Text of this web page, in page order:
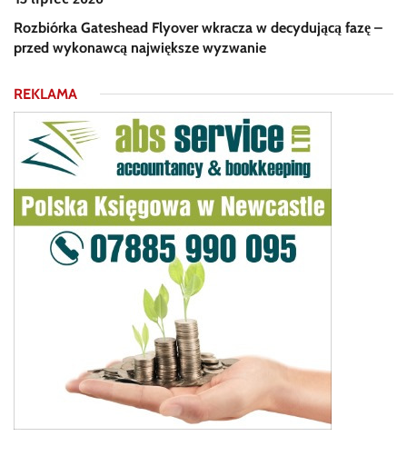
Rozbiórka Gateshead Flyover wkracza w decydującą fazę –
przed wykonawcą największe wyzwanie
REKLAMA